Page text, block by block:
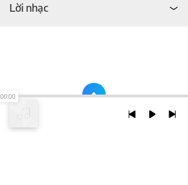
Lời nhạc
00:00